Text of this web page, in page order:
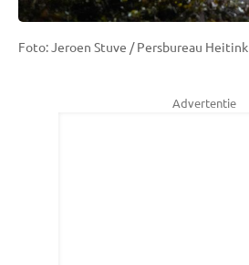
Foto: Jeroen Stuve / Persbureau Heitink
Advertentie